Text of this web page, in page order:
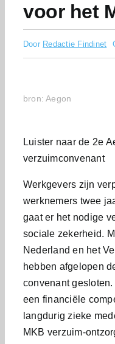
voor het
Door Redactie Findinet
bron: Aegon
Luister naar de 2e
verzuimconvenant
Werkgevers zijn
werknemers twee
gaat er het nodige
sociale zekerheid.
Nederland en het
hebben afgelopen
convenant
een financiële
langdurig zieke
MKB verzuim-